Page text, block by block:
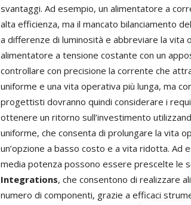
svantaggi. Ad esempio, un alimentatore a
alta efficienza, ma il mancato bilanciamento
a differenze di luminosità e abbreviare la vita
alimentatore a tensione costante con un
controllare con precisione la corrente che
uniforme e una vita operativa più lunga, ma
progettisti dovranno quindi considerare i
ottenere un ritorno sull’investimento
uniforme, che consenta di prolungare la vita
un’opzione a basso costo e a vita ridotta. Ad
media potenza possono essere prescelte le
Integrations, che consentono di realizzare
numero di componenti, grazie a efficaci